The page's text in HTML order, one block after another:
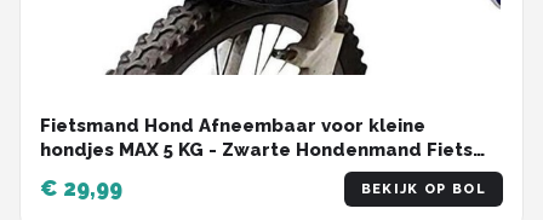
Fietsmand Hond Afneembaar voor kleine
hondjes MAX 5 KG - Zwarte Hondenmand Fiets
Voorop - Mand Accessoires & Reflectiestrip -
Hoge Kwaliteit
€ 29,99 BEKIJK OP BOL